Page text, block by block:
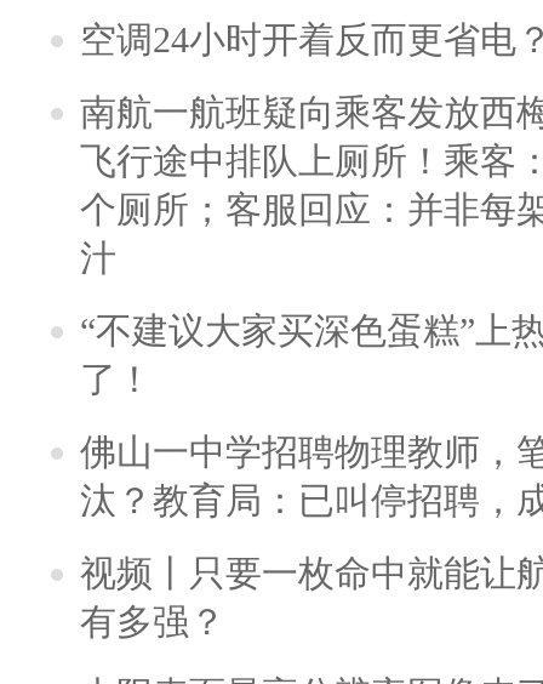
空调24小时开着反而更省电
南航一航班疑向乘客发放西
飞行途中排队上厕所！乘客
个厕所；客服回应：并非每
汁
“不建议大家买深色蛋糕”上
了！
佛山一中学招聘物理教师，
汰？教育局：已叫停招聘，
视频丨只要一枚命中就能让
有多强？